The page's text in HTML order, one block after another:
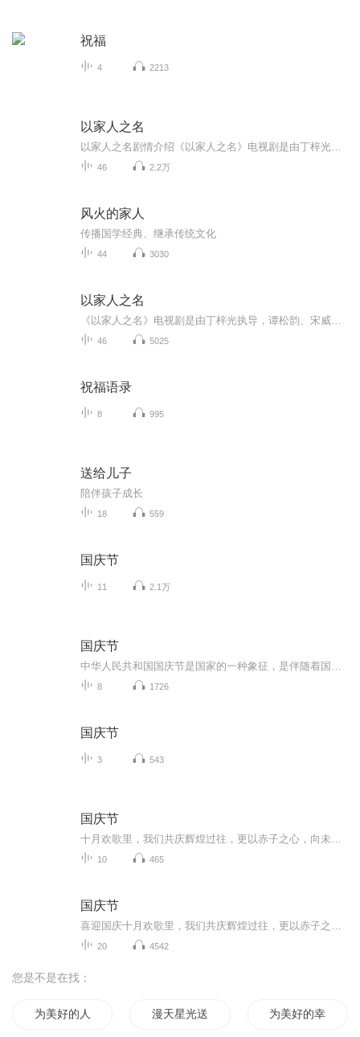
祝福
4 2213
以家人之名
46 2.2万
风火的家人
传播国学经典、继承传统文化
44 3030
以家人之名
46 5025
祝福语录
8 995
送给儿子
陪伴孩子成长
18 559
国庆节
11 2.1万
国庆节
8 1726
国庆节
3 543
国庆节
10 465
国庆节
20 4542
您是不是在找：
为美好的人生献上祝福 漫天星光送给你 为美好的幸福生